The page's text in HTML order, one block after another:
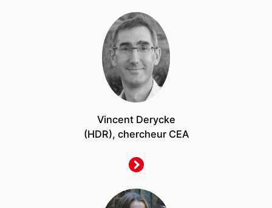
Vincent Derycke
(HDR), chercheur CEA